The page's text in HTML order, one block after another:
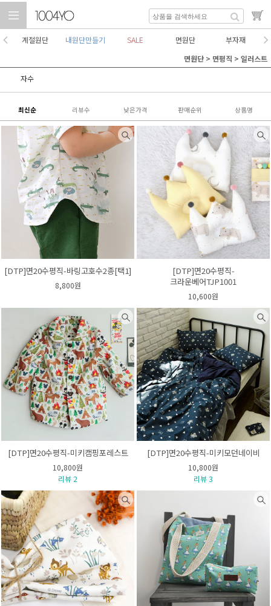
계절원단 내원단만들기 SALE 면원단
부자재
면원단 > 면평직 > 일러스트
자수
최신순 리뷰수 낮은가격 판매순위 상품명
[DTP]면20수평직-바링고호수2종[택1]
8,800원
[DTP]면20수평직-
크라운베어TJP1001
10,600원
[DTP]면20수평직-미키캠핑포레스트
10,800원
리뷰 2
[DTP]면20수평직-미키모던네이비
10,800원
리뷰 3